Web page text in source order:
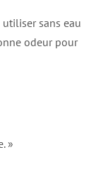
sans eau
odeur pour
»